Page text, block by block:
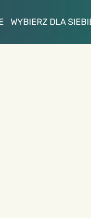
WYBIERZ DLA